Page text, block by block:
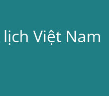
Việt Nam